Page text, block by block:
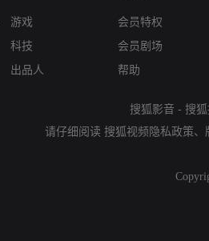
游戏
科技
出品人
会员特权
会员剧场
帮助
搜狐影音 - 搜
请仔细阅读 搜狐视频隐私政策、